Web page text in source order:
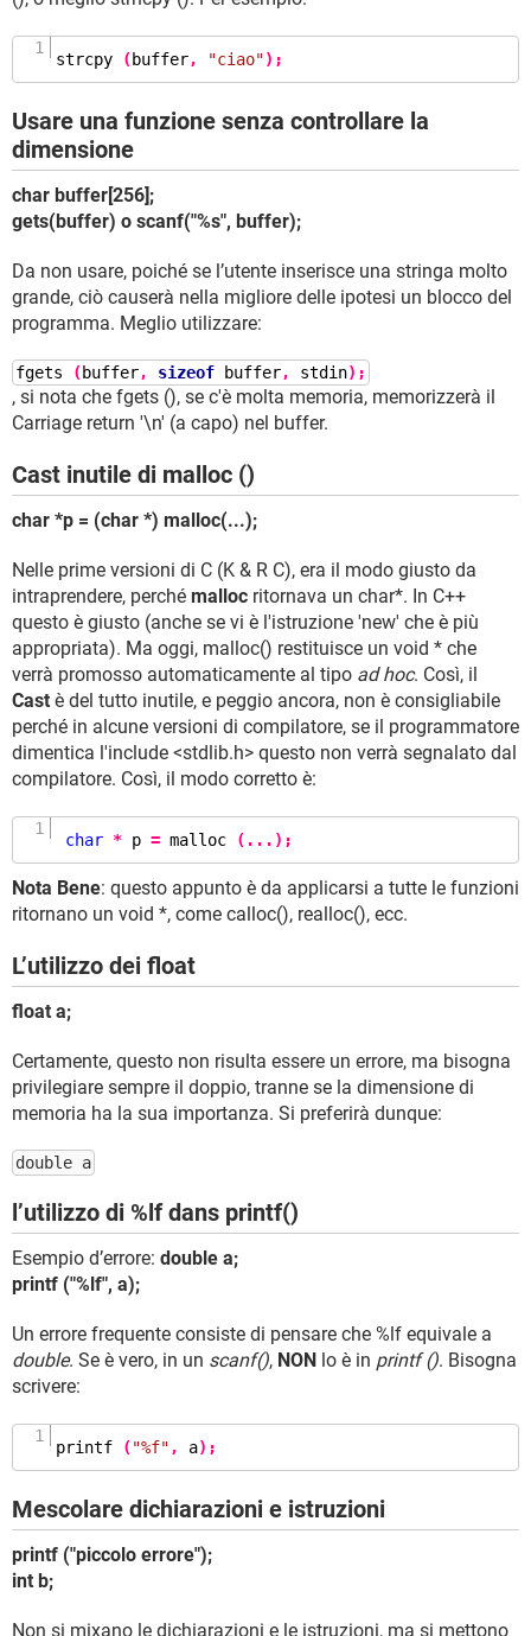
strcpy (buffer, "ciao");
Usare una funzione senza controllare la
dimensione
char buffer[256];
gets(buffer) o scanf("%s", buffer);
Da non usare, poiché se l’utente inserisce una stringa molto
grande, ciò causerà nella migliore delle ipotesi un blocco del
programma. Meglio utilizzare:
fgets (buffer, sizeof buffer, stdin);
, si nota che fgets (), se c'è molta memoria, memorizzerà il
Carriage return '\n' (a capo) nel buffer.
Cast inutile di malloc ()
char *p = (char *) malloc(...);
Nelle prime versioni di C (K & R C), era il modo giusto da
intraprendere, perché malloc ritornava un char*. In C++
questo è giusto (anche se vi è l'istruzione 'new' che è più
appropriata). Ma oggi, malloc() restituisce un void * che
verrà promosso automaticamente al tipo ad hoc. Così, il
Cast è del tutto inutile, e peggio ancora, non è consigliabile
perché in alcune versioni di compilatore, se il programmatore
dimentica l'include <stdlib.h> questo non verrà segnalato dal
compilatore. Così, il modo corretto è:
char * p = malloc (...);
Nota Bene: questo appunto è da applicarsi a tutte le funzioni
ritornano un void *, come calloc(), realloc(), ecc.
L’utilizzo dei float
float a;
Certamente, questo non risulta essere un errore, ma bisogna
privilegiare sempre il doppio, tranne se la dimensione di
memoria ha la sua importanza. Si preferirà dunque:
double a
l’utilizzo di %lf dans printf()
Esempio d’errore: double a;
printf ("%lf", a);
Un errore frequente consiste di pensare che %lf equivale a
double. Se è vero, in un scanf(), NON lo è in printf (). Bisogna
scrivere:
printf ("%f" , a);
Mescolare dichiarazioni e istruzioni
printf ("piccolo errore");
int b;
Non si mixano le dichiarazioni e le istruzioni, ma si mettono